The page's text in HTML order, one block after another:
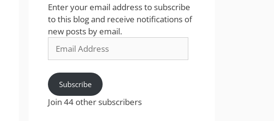
Enter your email address to subscribe
to this blog and receive notifications of
new posts by email.
Address
Subscribe
Join 44 other subscribers